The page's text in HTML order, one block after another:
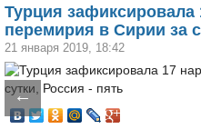
Турция зафиксировала
перемирия в Сирии за
21 января 2019, 18:42
←